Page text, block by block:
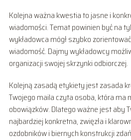
Kolejna ważna kwestia to jasne i
wiadomości. Temat powinien być na
wykładowca mógł szybko
wiadomość. Dajmy wykładowcy
organizacji swojej skrzynki odbiorczej.
Kolejną zasadą etykiety jest zasada
Twojego maila czyta osoba, która ma
obowiązków. Dlatego ważne jest aby
najbardziej konkretna, zwięzła i
ozdobników i biernych konstrukcji